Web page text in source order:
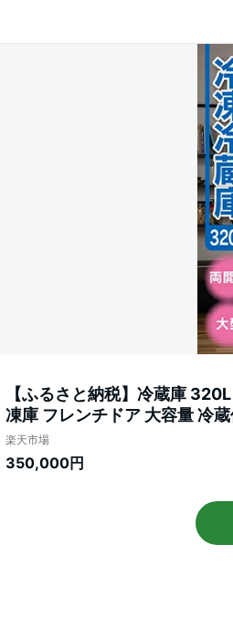
【ふるさと納税】冷蔵庫
凍庫 フレンチドア 大容量 冷
マ
楽天市場
350,000円